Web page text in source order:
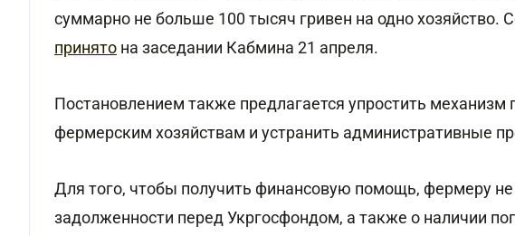
суммарно не больше 100 тысяч гривен на одно хозяйство.
принято на заседании Кабмина 21 апреля.
Постановлением также предлагается упростить
фермерским хозяйствам и устранить административные
Для того, чтобы получить финансовую помощь, фермеру не
задолженности перед Укргосфондом, а также о наличии